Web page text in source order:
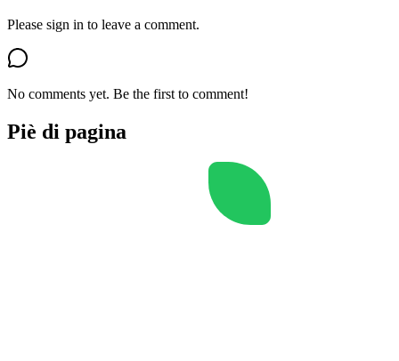
Please sign in to leave a comment.
No comments yet. Be the first to comment!
Piè di pagina